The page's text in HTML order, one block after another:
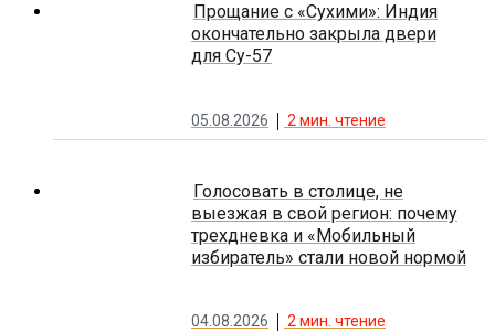
Прощание с «Сухими»: Индия
окончательно закрыла двери
для Су-57
05.08.2026 2 мин. чтение
Голосовать в столице, не
выезжая в свой регион: почему
трехдневка и «Мобильный
избиратель» стали новой нормой
04.08.2026 2 мин. чтение